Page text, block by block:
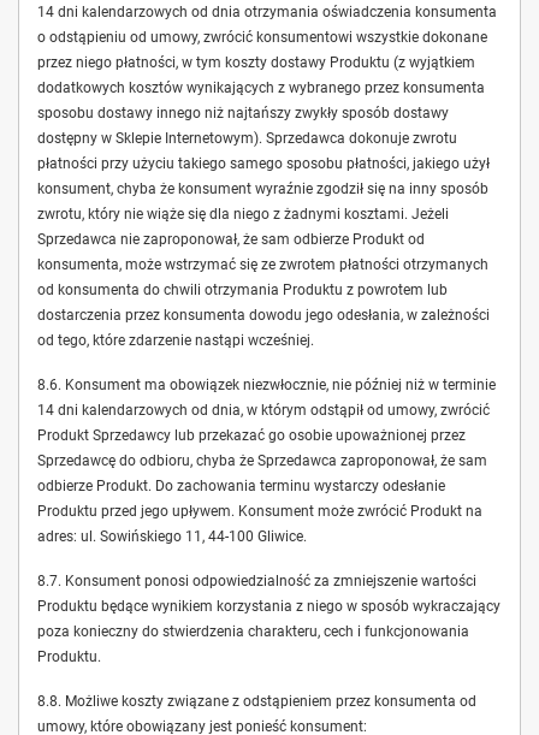
14 dni kalendarzowych od dnia otrzymania oświadczenia konsumenta
o odstąpieniu od umowy, zwrócić konsumentowi wszystkie dokonane
przez niego płatności, w tym koszty dostawy Produktu (z wyjątkiem
dodatkowych kosztów wynikających z wybranego przez konsumenta
sposobu dostawy innego niż najtańszy zwykły sposób dostawy
dostępny w Sklepie Internetowym). Sprzedawca dokonuje zwrotu
płatności przy użyciu takiego samego sposobu płatności, jakiego użył
konsument, chyba że konsument wyraźnie zgodził się na inny sposób
zwrotu, który nie wiąże się dla niego z żadnymi kosztami. Jeżeli
Sprzedawca nie zaproponował, że sam odbierze Produkt od
konsumenta, może wstrzymać się ze zwrotem płatności otrzymanych
od konsumenta do chwili otrzymania Produktu z powrotem lub
dostarczenia przez konsumenta dowodu jego odesłania, w zależności
od tego, które zdarzenie nastąpi wcześniej.
8.6. Konsument ma obowiązek niezwłocznie, nie później niż w terminie
14 dni kalendarzowych od dnia, w którym odstąpił od umowy, zwrócić
Produkt Sprzedawcy lub przekazać go osobie upoważnionej przez
Sprzedawcę do odbioru, chyba że Sprzedawca zaproponował, że sam
odbierze Produkt. Do zachowania terminu wystarczy odesłanie
Produktu przed jego upływem. Konsument może zwrócić Produkt na
adres: ul. Sowińskiego 11, 44-100 Gliwice.
8.7. Konsument ponosi odpowiedzialność za zmniejszenie wartości
Produktu będące wynikiem korzystania z niego w sposób wykraczający
poza konieczny do stwierdzenia charakteru, cech i funkcjonowania
Produktu.
8.8. Możliwe koszty związane z odstąpieniem przez konsumenta od
umowy, które obowiązany jest ponieść konsument: